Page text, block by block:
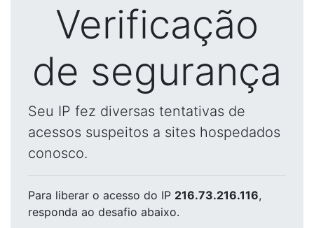
Verificação
de segurança
Seu IP fez diversas tentativas de
acessos suspeitos a sites hospedados
conosco.
Para liberar o acesso do IP 216.73.216.116,
responda ao desafio abaixo.